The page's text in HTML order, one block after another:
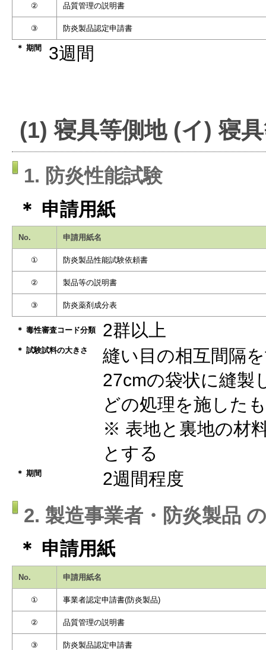
② 品質管理の説明書
③ 防炎製品認定申請書
＊ 期間 3週間
(1) 寝具等側地 (イ) 寝
1. 防炎性能試験
＊ 申請用紙
No. 申請用紙名
① 防炎製品性能試験依頼書
② 製品等の説明書
③ 防炎薬剤成分表
＊ 毒性審査コード分類 2群以上
＊ 試験試料の大きさ
縫い目の相互間隔
27cmの袋状に縫製
どの処理を施した
※ 表地と裏地の材
とする
＊ 期間 2週間程度
2. 製造事業者・防炎製品
＊ 申請用紙
No. 申請用紙名
① 事業者認定申請書(防炎製品)
② 品質管理の説明書
③ 防炎製品認定申請書